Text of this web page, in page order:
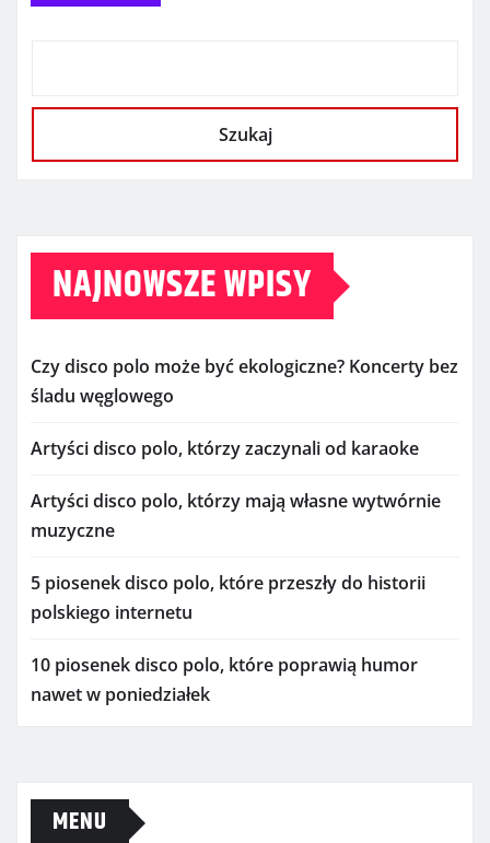
Szukaj
NAJNOWSZE WPISY
Czy disco polo może być ekologiczne? Koncerty bez
śladu węglowego
Artyści disco polo, którzy zaczynali od karaoke
Artyści disco polo, którzy mają własne wytwórnie
muzyczne
5 piosenek disco polo, które przeszły do historii
polskiego internetu
10 piosenek disco polo, które poprawią humor
nawet w poniedziałek
MENU